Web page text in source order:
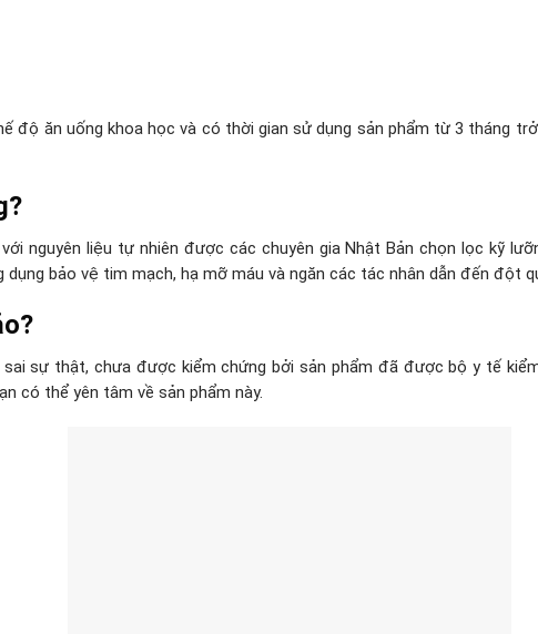
độ ăn uống khoa học và có thời gian sử dụng sản phẩm từ 3 tháng
nguyên liệu tự nhiên được các chuyên gia Nhật Bản chọn lọc kỹ
bảo vệ tim mạch, hạ mỡ máu và ngăn các tác nhân dẫn đến đột
sự thật, chưa được kiểm chứng bởi sản phẩm đã được bộ y tế
có thể yên tâm về sản phẩm này.